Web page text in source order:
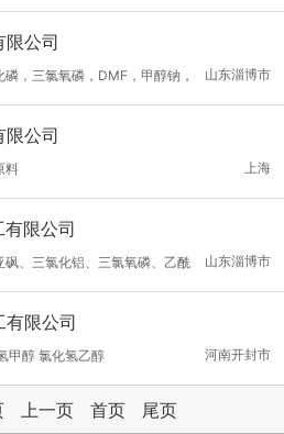
甲苯、三甲苯等），酮类（丁酮、丙酮、环己
酒精、无水酒精、异丙醇等），6号，120
原装桶等各类溶剂，有需要采购或者询价的
限公司
山东淄博市
，三氯氧磷，DMF，甲醇钠，
限公司
上海
料
限公司
山东淄博市
砜、三氯化铝、三氯氧磷、乙酰
甲胺溶液、甲醇钠固体，液体、乙醇钠固
丙酸
有限公司
河南开封市
甲醇 氯化氢乙醇
上一页 首页 尾页